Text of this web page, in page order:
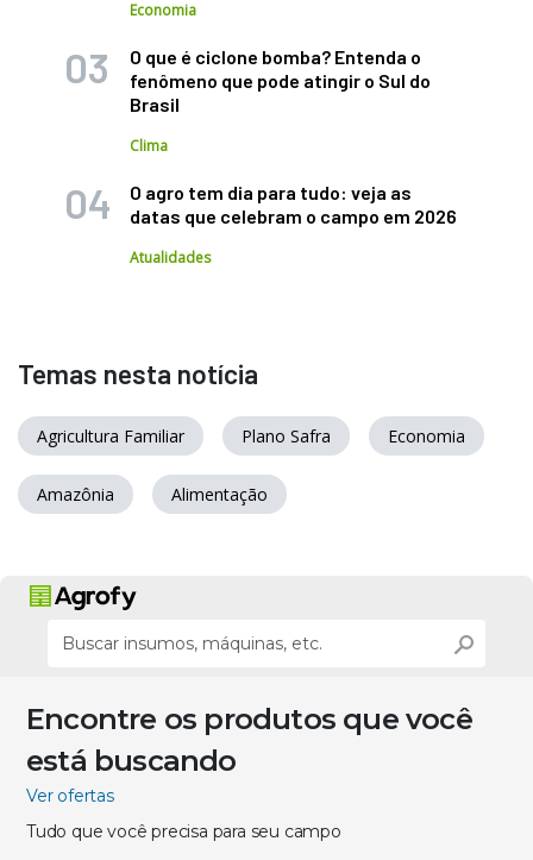
Economia
O que é ciclone bomba? Entenda o
fenômeno que pode atingir o Sul do
Brasil
Clima
O agro tem dia para tudo: veja as
datas que celebram o campo em 2026
Atualidades
Temas nesta notícia
Agricultura Familiar Plano Safra Economia
Amazônia Alimentação
Encontre os produtos que você
está buscando
Ver ofertas
Tudo que você precisa para seu campo